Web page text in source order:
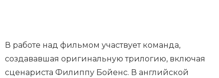
В работе над фильмом участвует команда,
создававшая оригинальную трилогию, включая
сценариста Филиппу Бойенс. В английской